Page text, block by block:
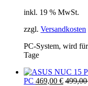
inkl. 19 % MwSt.
zzgl. Versandkosten
PC-System, wird
Tage
PC 469,00 €